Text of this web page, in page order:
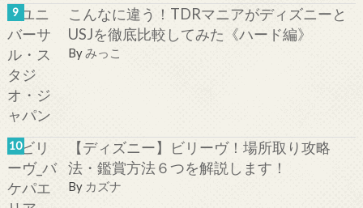
こんなに違う！TDRマニアがディズニーと
USJを徹底比較してみた《ハード編》
Byみっこ
【ディズニー】ビリーヴ！場所取り攻略
法・鑑賞方法６つを解説します！
By カズナ